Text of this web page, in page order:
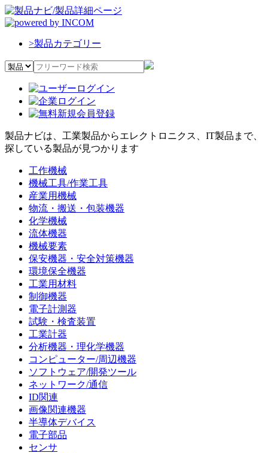
>製品カテゴリー
製品ナビは、工業製品からエレクトロニクス、IT製品まで、
探している製品が見つかります
工作機械
機械工具/作業工具
産業用機械
物流・搬送・包装機器
化学機械
流体機器
機械要素
保安機器・安全対策機器
環境保全機器
工業用材料
制御機器
電子計測器
試験・検査装置
工業計器
分析機器・理化学機器
コンピューター/周辺機器
ソフトウェア/開発ツール
ネットワーク/通信
ID関連
画像関連機器
半導体デバイス
電子部品
センサ